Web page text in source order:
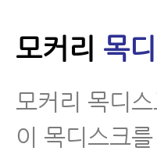
모커리 목
모커리 목디
이 목디스크